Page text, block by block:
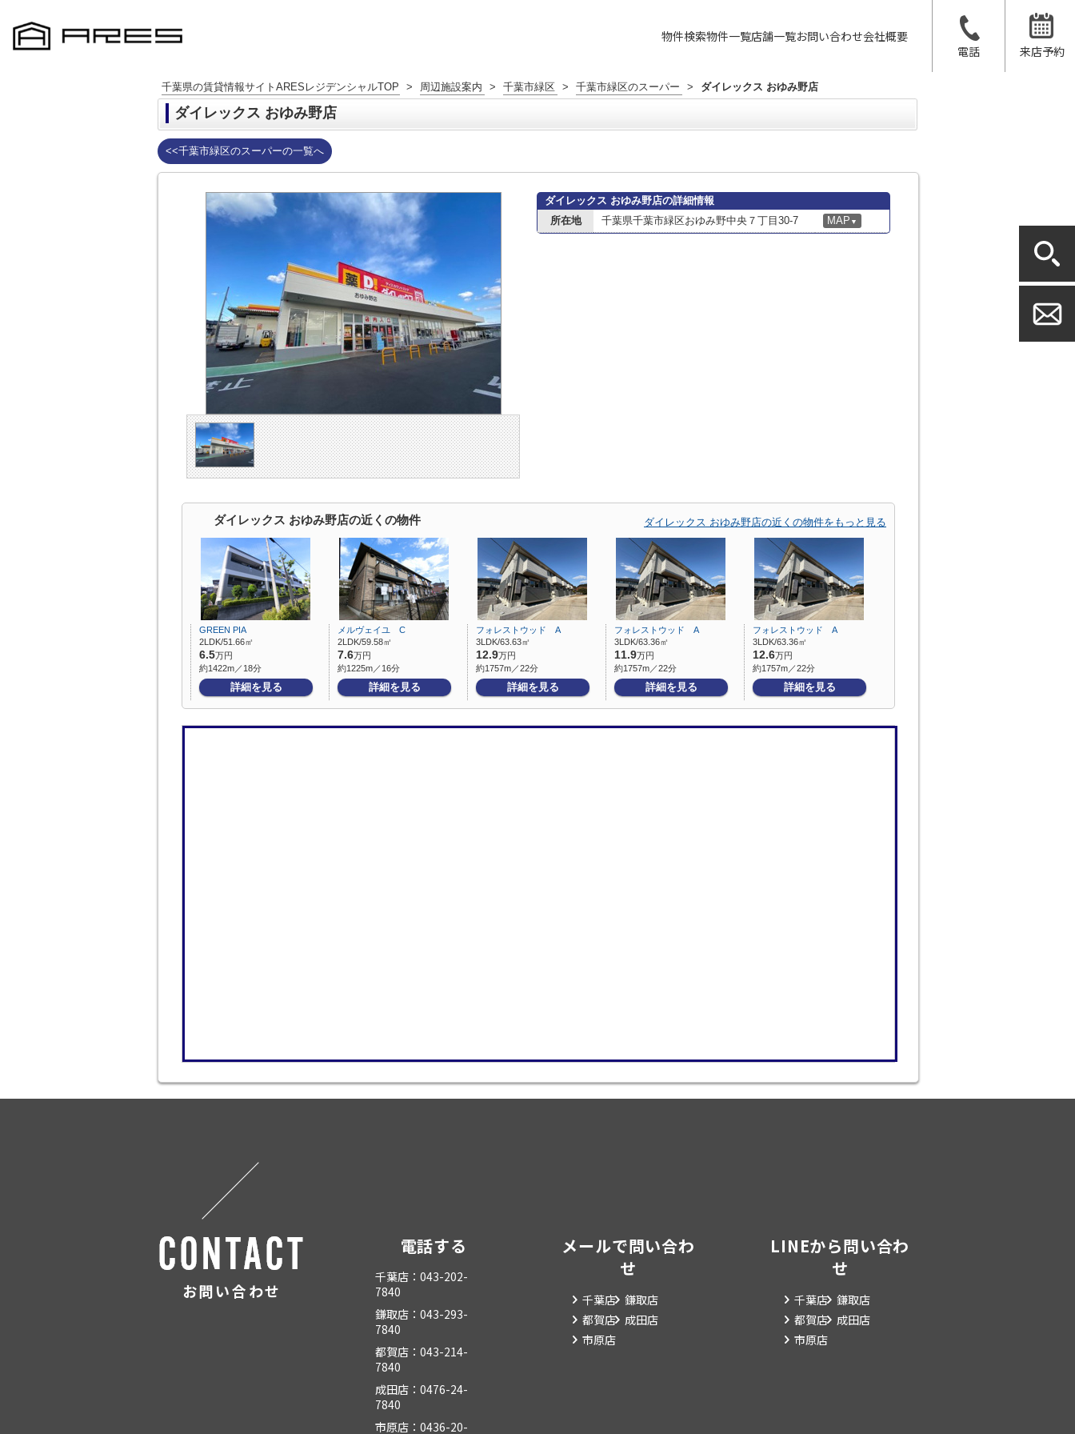
物件検索物件一覧店舗一覧お問い合わせ会社概要
電話
来店予約
千葉県の賃貸情報サイトARESレジデンシャルTOP > 周辺施設案内 > 千葉市緑区 > 千葉市緑区のスーパー > ダイレックス おゆみ野店
ダイレックス おゆみ野店
<<千葉市緑区のスーパーの一覧へ
ダイレックス おゆみ野店の詳細情報
所在地
千葉県千葉市緑区おゆみ野中央７丁目30-7 MAP ▼
ダイレックス おゆみ野店の近くの物件 ダイレックス おゆみ野店の近くの物件をもっと見る
GREEN PIA
2LDK/51.66㎡
6.5万円
約1422m／18分
詳細を見る
メルヴェイユ C
2LDK/59.58㎡
7.6万円
約1225m／16分
詳細を見る
フォレストウッド A
3LDK/63.63㎡
12.9万円
約1757m／22分
詳細を見る
フォレストウッド A
3LDK/63.36㎡
11.9万円
約1757m／22分
詳細を見る
フォレストウッド A
3LDK/63.36㎡
12.6万円
約1757m／22分
詳細を見る
お問い合わせ
電話する
千葉店：043-202-
7840
鎌取店：043-293-
7840
都賀店：043-214-
7840
成田店：0476-24-
7840
市原店：0436-20-
メールで問い合わ
せ
千葉店 鎌取店
都賀店 成田店
市原店
LINEから問い合わ
せ
千葉店 鎌取店
都賀店
成田店
市原店